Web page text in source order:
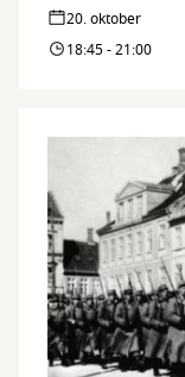
20. oktober
18:45 - 21:00